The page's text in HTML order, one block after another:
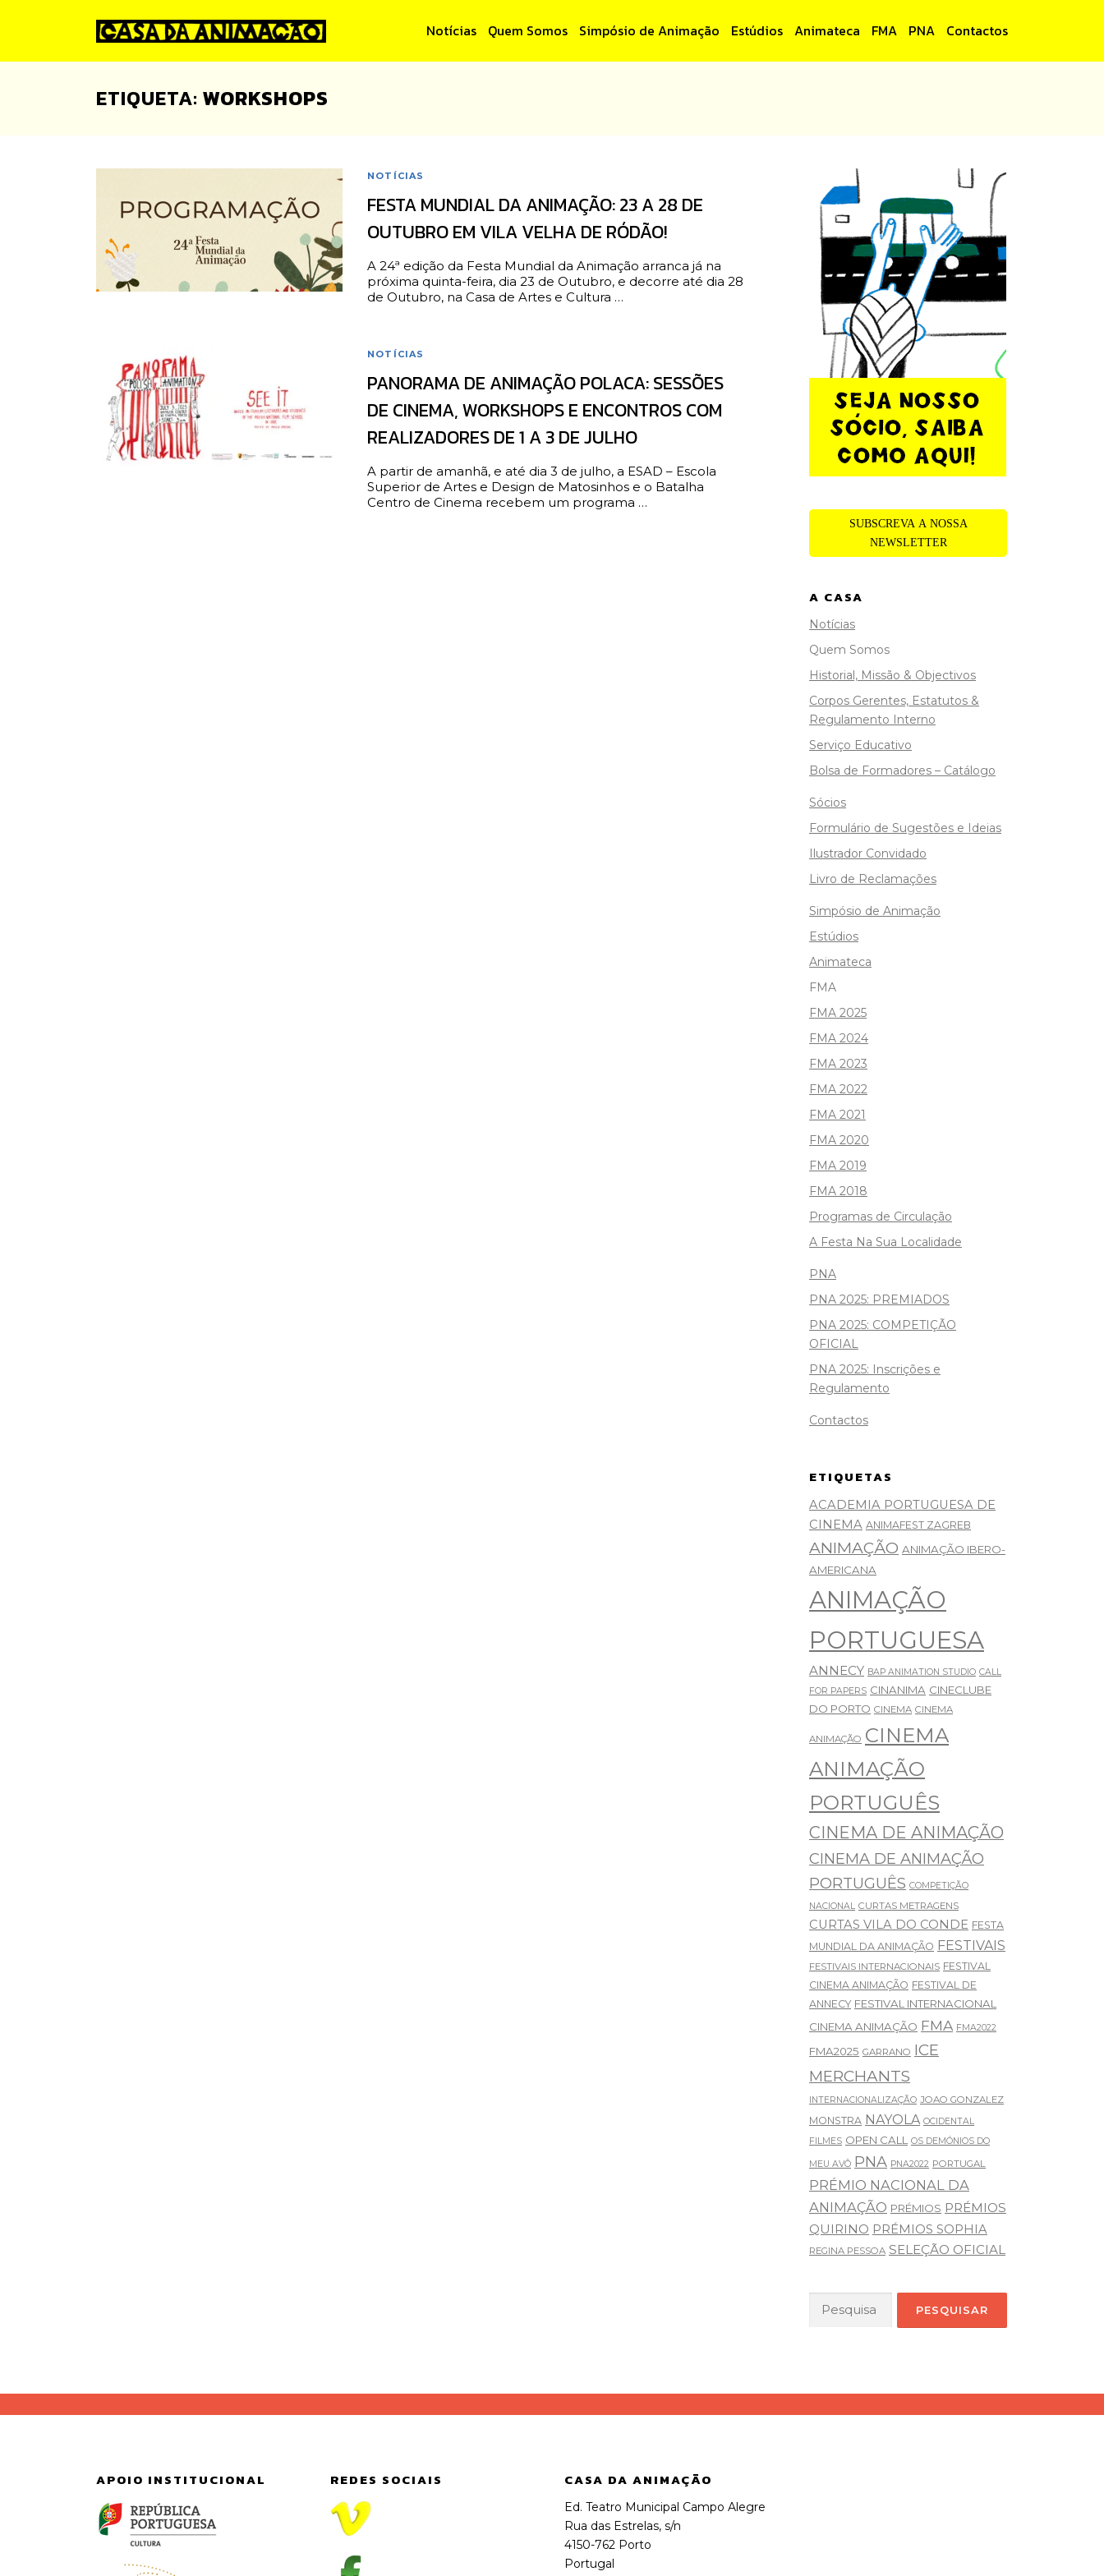
Notícias Quem Somos Simpósio de Animação Estúdios Animateca FMA PNA Contactos
ETIQUETA: WORKSHOPS
NOTÍCIAS
FESTA MUNDIAL DA ANIMAÇÃO: 23 A 28 DE
OUTUBRO EM VILA VELHA DE RÓDÃO!
A 24ª edição da Festa Mundial da Animação arranca já na
próxima quinta-feira, dia 23 de Outubro, e decorre até dia 28
de Outubro, na Casa de Artes e Cultura …
NOTÍCIAS
PANORAMA DE ANIMAÇÃO POLACA: SESSÕES
DE CINEMA, WORKSHOPS E ENCONTROS COM
REALIZADORES DE 1 A 3 DE JULHO
A partir de amanhã, e até dia 3 de julho, a ESAD – Escola
Superior de Artes e Design de Matosinhos e o Batalha
Centro de Cinema recebem um programa …
SUBSCREVA A NOSSA
NEWSLETTER
A CASA
Notícias
Quem Somos
Historial, Missão & Objectivos
Corpos Gerentes, Estatutos &
Regulamento Interno
Serviço Educativo
Bolsa de Formadores – Catálogo
Sócios
Formulário de Sugestões e Ideias
Ilustrador Convidado
Livro de Reclamações
Simpósio de Animação
Estúdios
Animateca
FMA
FMA 2025
FMA 2024
FMA 2023
FMA 2022
FMA 2021
FMA 2020
FMA 2019
FMA 2018
Programas de Circulação
A Festa Na Sua Localidade
PNA
PNA 2025: PREMIADOS
PNA 2025: COMPETIÇÃO
OFICIAL
PNA 2025: Inscrições e
Regulamento
Contactos
ETIQUETAS
ACADEMIA PORTUGUESA DE
CINEMA ANIMAFEST ZAGREB
ANIMAÇÃO ANIMAÇÃO IBERO-
AMERICANA
ANIMAÇÃO
PORTUGUESA
ANNECY BAP ANIMATION STUDIO CALL
FOR PAPERS CINANIMA CINECLUBE
DO PORTO CINEMA CINEMA
ANIMAÇÃO CINEMA
ANIMAÇÃO
PORTUGUÊS
CINEMA DE ANIMAÇÃO
CINEMA DE ANIMAÇÃO
PORTUGUÊS COMPETIÇÃO
NACIONAL CURTAS METRAGENS
CURTAS VILA DO CONDE FESTA
MUNDIAL DA ANIMAÇÃO FESTIVAIS
FESTIVAIS INTERNACIONAIS FESTIVAL
CINEMA ANIMAÇÃO FESTIVAL DE
ANNECY FESTIVAL INTERNACIONAL
CINEMA ANIMAÇÃO FMA FMA2022
FMA2025 GARRANO ICE
MERCHANTS
INTERNACIONALIZAÇÃO JOAO GONZALEZ
MONSTRA NAYOLA OCIDENTAL
FILMES OPEN CALL OS DEMÓNIOS DO
MEU AVÔ PNA PNA2022 PORTUGAL
PRÉMIO NACIONAL DA
ANIMAÇÃO PRÉMIOS PRÉMIOS
QUIRINO PRÉMIOS SOPHIA
REGINA PESSOA SELEÇÃO OFICIAL
APOIO INSTITUCIONAL REDES SOCIAIS CASA DA ANIMAÇÃO
Ed. Teatro Municipal Campo Alegre
Rua das Estrelas, s/n
4150-762 Porto
Portugal